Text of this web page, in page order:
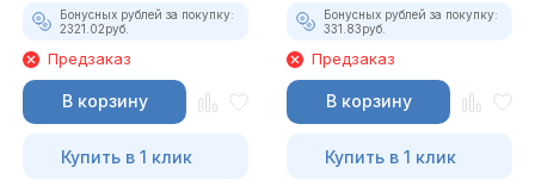
Бонусных рублей за покупку:
2321.02руб.
Предзаказ
В корзину
Купить в 1 клик
Бонусных рублей за покупку:
331.83руб.
Предзаказ
В корзину
Купить в 1 клик